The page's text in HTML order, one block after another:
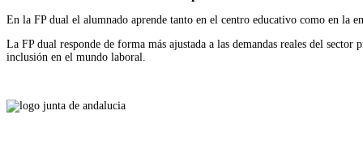
En la FP dual el alumnado aprende tanto en el centro educativo como en la
La FP dual responde de forma más ajustada a las demandas reales del
inclusión en el mundo laboral.